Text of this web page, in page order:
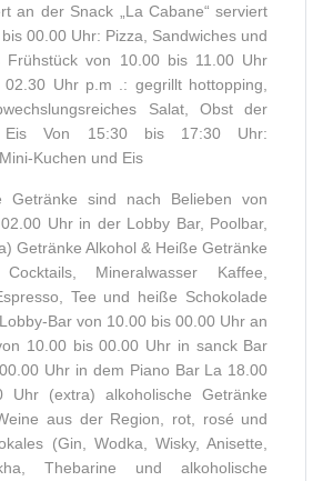
an der Snack „La Cabane“ serviert
00.00 Uhr: Pizza, Sandwiches und
Frühstück von 10.00 bis 11.00 Uhr
Uhr p.m .: gegrillt hottopping,
Salat, Obst der
Eis Von 15:30 bis 17:30 Uhr:
Kuchen und Eis
Getränke sind nach Belieben von
Uhr in der Lobby Bar, Poolbar,
Getränke Alkohol & Heiße Getränke
Mineralwasser Kaffee,
Tee und heiße Schokolade
Bar von 10.00 bis 00.00 Uhr an
10.00 bis 00.00 Uhr in sanck Bar
Uhr in dem Piano Bar La 18.00
Uhr (extra) alkoholische Getränke
aus der Region, rot, rosé und
(Gin, Wodka, Wisky, Anisette,
Thebarine und alkoholische